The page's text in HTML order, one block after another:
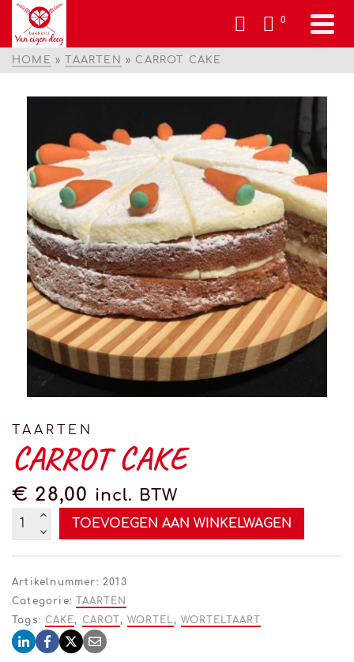
0
HOME » TAARTEN » CARROT CAKE
TAARTEN
CARROT CAKE
€ 28,00 incl. BTW
Carrot
Cake
TOEVOEGEN AAN WINKELWAGEN
Artikelnummer: 2013
Categorie:
TAARTEN
Tags: CAKE, CAROT ,WORTEL,WORTELTAART